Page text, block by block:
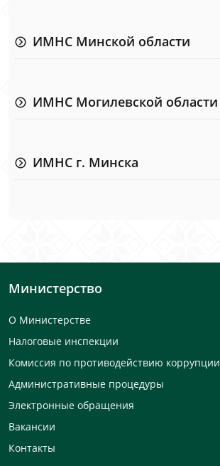
ИМНС Минской области
ИМНС Могилевской области
ИМНС г. Минска
Министерство
О Министерстве
Налоговые инспекции
Комиссия по противодействию коррупции
Административные процедуры
Электронные обращения
Вакансии
Контакты